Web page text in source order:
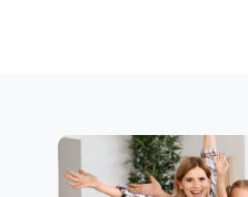
Privatumzug